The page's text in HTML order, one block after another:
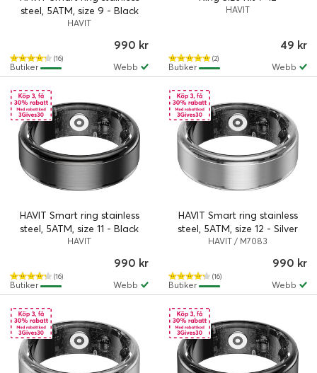
steel, 5ATM, size 9 - Black
HAVIT
(16)
990 kr
Webb
Butiker
HAVIT
(2)
49 kr
Webb
Butiker
HAVIT Smart ring stainless
steel, 5ATM, size 11 - Black
HAVIT
(16)
990 kr
Webb
Butiker
HAVIT Smart ring stainless
steel, 5ATM, size 12 - Silver
HAVIT / M7083
(16)
990 kr
Webb
Butiker